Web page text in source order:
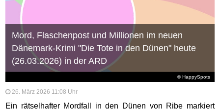
© HappySpots
Mord, Flaschenpost und Millionen im neuen
Dänemark-Krimi "Die Tote in den Dünen" heute
(26.03.2026) in der ARD
26. März 2026 11:08 Uhr
Ein rätselhafter Mordfall in den Dünen von Ribe markiert